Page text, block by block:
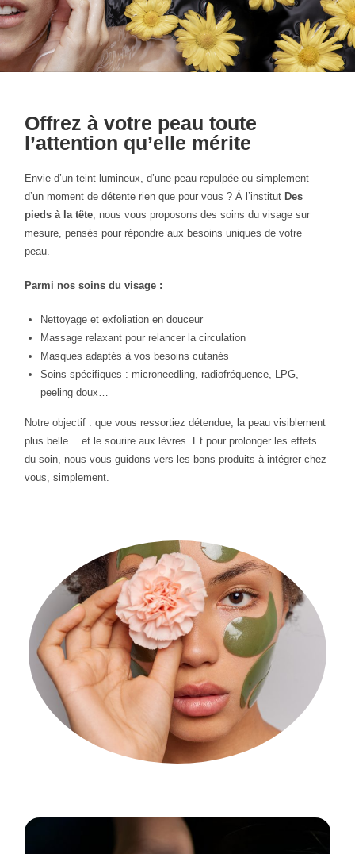
Offrez à votre peau toute
l’attention qu’elle mérite
Envie d’un teint lumineux, d’une peau repulpée ou simplement
d’un moment de détente rien que pour vous ? À l’institut Des
pieds à la tête, nous vous proposons des soins du visage sur
mesure, pensés pour répondre aux besoins uniques de votre
peau.
Parmi nos soins du visage :
Nettoyage et exfoliation en douceur
Massage relaxant pour relancer la circulation
Masques adaptés à vos besoins cutanés
Soins spécifiques : microneedling, radiofréquence, LPG,
peeling doux…
Notre objectif : que vous ressortiez détendue, la peau visiblement
plus belle… et le sourire aux lèvres. Et pour prolonger les effets
du soin, nous vous guidons vers les bons produits à intégrer chez
vous, simplement.